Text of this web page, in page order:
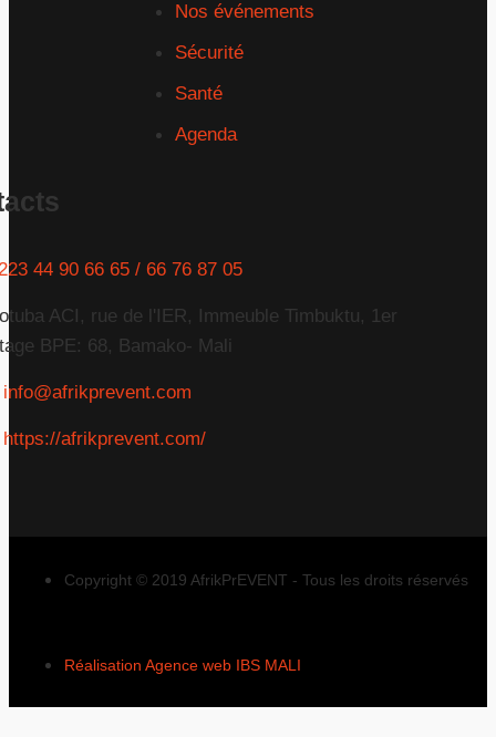
Nos événements
Sécurité
Santé
Agenda
44 90 66 65 / 66 76 87 05
ACI, rue de l'IER, Immeuble Timbuktu, 1er
BPE: 68, Bamako- Mali
info@afrikprevent.com
https://afrikprevent.com/
Copyright © 2019 AfrikPrEVENT - Tous les droits réservés
Réalisation Agence web IBS MALI